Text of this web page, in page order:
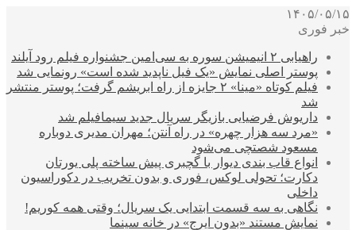
۱۴۰۵/۰۵/۱۵
خبر فوری
راهیابی ۲ انیمیشن سوره به سی‌امین جشنواره فیلم رود آیلند
پوستر اصلی نمایش «یک فیل ناپدید شده است» رونمایی شد
فیلم کوتاه «مینا» ۲ جایزه از راه ابریشم گرفت؛ پوستر منتشر
شد
داریوش فرضیایی بازیگر سریال جدید سیمافیلم شد
«مرد سه هزار چهره» در راه آنتن؛ مهران مدیری دوباره
مسعود شصتچی می‌شود
انواع قاب بندی دیوار با گچبری پیش ساخته پلی یورتان
دکارت؛ تحولی لوکس، فوری و بدون تخریب در دکوراسیون
داخلی
نگاهی به سه قسمت ابتدایی یک سریال؛ وقتی همه کوریم!
نمایش مستند «بدون ایرج» در خانه سینما